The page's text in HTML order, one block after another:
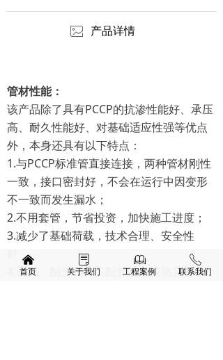
产品详情
管材性能：
该产品除了具有PCCP的抗渗性能好、承压
高、耐久性能好、对基础适应性强等优点
外，本身还具有以下特点：
1.与PCCP标准管直接连接，两种管材刚性
一致，接口密封好，不会在运行中因变形
不一致而发生漏水；
2.不用套管，节省投资，加快施工进度；
3.减少了基础荷载，技术合理、安全性
好；
4.设计、制造和施工配套技术成熟完备。
ꂈ
낀
首页
ꂓ
关于我们
ꁡ
工程案例
ꂅ
联系我们